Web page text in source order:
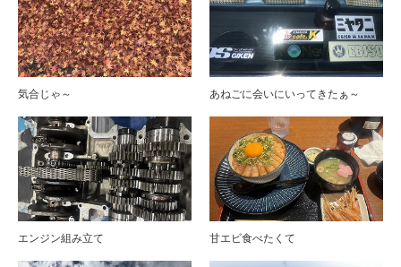
気合じゃ～ あねごに会いにいってきたぁ～
エンジン組み立て 甘エビ食べたくて